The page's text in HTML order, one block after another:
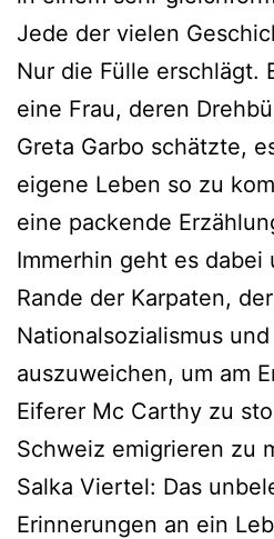
Jede der vielen
Nur die Fülle erschlägt.
eine Frau, deren
Greta Garbo schätzte,
eigene Leben so zu
eine packende
Immerhin geht es dabei
Rande der Karpaten,
Nationalsozialismus
auszuweichen, um am
Eiferer Mc Carthy zu
Schweiz emigrieren zu
Salka Viertel: Das
Erinnerungen an ein